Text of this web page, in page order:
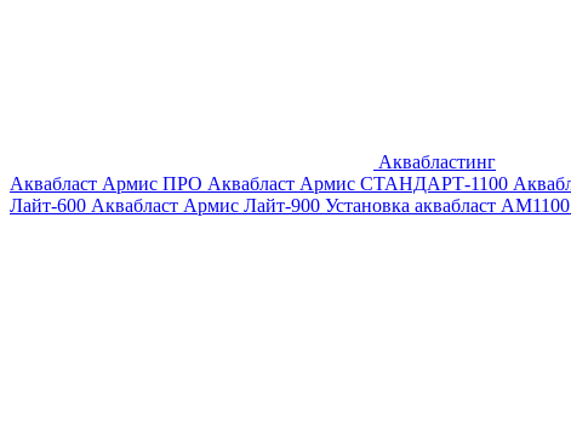
Аквабластинг
Аквабласт Армис ПРО Аквабласт Армис СТАНДАРТ-1100
Лайт-600 Аквабласт Армис Лайт-900 Установка аквабласт